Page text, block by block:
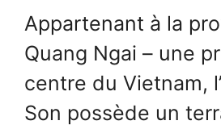
Appartenant à la
Quang Ngai – une
centre du Vietnam,
Son possède un